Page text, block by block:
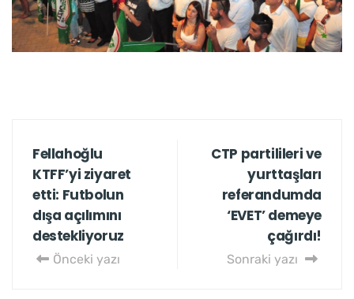
Fellahoğlu
KTFF’yi ziyaret
etti: Futbolun
dışa açılımını
destekliyoruz
Önceki yazı
CTP partilileri ve
yurttaşları
referandumda
‘EVET’ demeye
çağırdı!
Sonraki yazı